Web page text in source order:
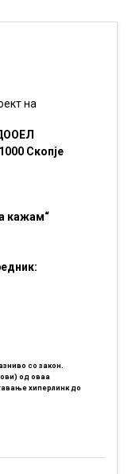
на
Скопје
кажам“
со закон.
од оваа
хиперлинк до